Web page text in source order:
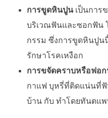
การขูดหินปูนเป็นการ
บริเวณฟันและซอกฟัน
กรรม ซึ่งการขูดหินปูน
รักษาโรคเหงือก
การขจัดคราบหรือฟอ
กาแฟ บุหรี่ที่ติดแน่นที่ฟั
บ้าน กับ ทำโดยทันตแ